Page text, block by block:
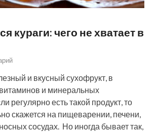
кураги: чего не хватает в
и вкусный сухофрукт, в
и минеральных
регулярно есть такой продукт, то
скажется на пищеварении, печени,
сосудах. Но иногда бывает так,